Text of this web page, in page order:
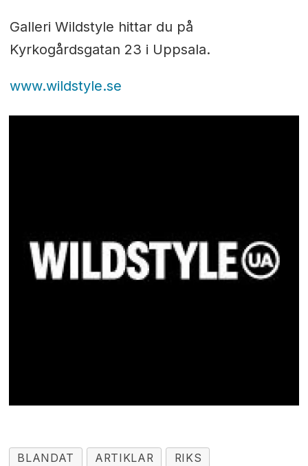
Galleri Wildstyle hittar du på
Kyrkogårdsgatan 23 i Uppsala.
www.wildstyle.se
BLANDAT ARTIKLAR RIKS